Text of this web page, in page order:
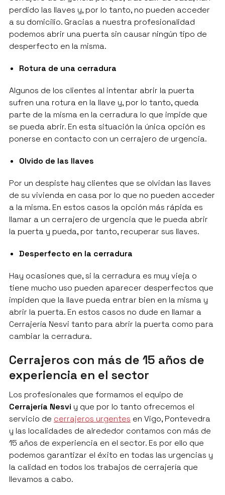
perdido las llaves y, por lo tanto, no pueden acceder
a su domicilio. Gracias a nuestra profesionalidad
podemos abrir una puerta sin causar ningún tipo de
desperfecto en la misma.
Rotura de una cerradura
Algunos de los clientes al intentar abrir la puerta
sufren una rotura en la llave y, por lo tanto, queda
parte de la misma en la cerradura lo que impide que
se pueda abrir. En esta situación la única opción es
ponerse en contacto con un cerrajero de urgencia.
Olvido de las llaves
Por un despiste hay clientes que se olvidan las llaves
de su vivienda en casa por lo que no pueden acceder
a la misma. En estos casos la opción más rápida es
llamar a un cerrajero de urgencia que le pueda abrir
la puerta y pueda, por tanto, recuperar sus llaves.
Desperfecto en la cerradura
Hay ocasiones que, si la cerradura es muy vieja o
tiene mucho uso pueden aparecer desperfectos que
impiden que la llave pueda entrar bien en la misma y
abrir la puerta. En estos casos no dude en llamar a
Cerrajería Nesvi tanto para abrir la puerta como para
cambiar la cerradura.
Cerrajeros con más de 15 años de
experiencia en el sector
Los profesionales que formamos el equipo de
Cerrajería Nesvi y que por lo tanto ofrecemos el
servicio de cerrajeros urgentes en Vigo, Pontevedra
y las localidades de alrededor contamos con más de
15 años de experiencia en el sector. Es por ello que
podemos garantizar el éxito en todas las urgencias y
la calidad en todos los trabajos de cerrajería que
llevamos a cabo.